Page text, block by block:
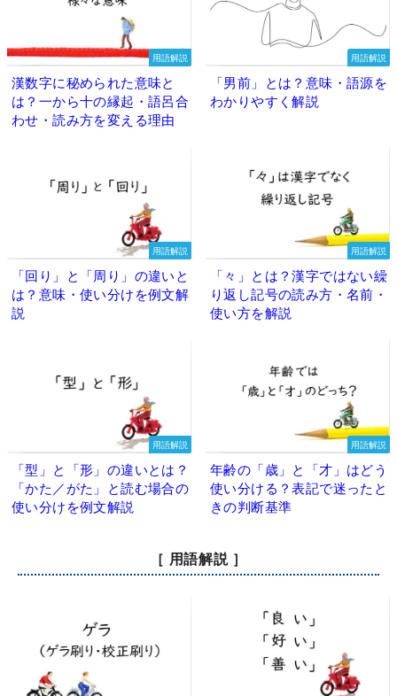
用語解説
漢数字に秘められた意味と
は？一から十の縁起・語呂合
わせ・読み方を変える理由
用語解説
「男前」とは？意味・語源を
わかりやすく解説
用語解説
「回り」と「周り」の違いと
は？意味・使い分けを例文解
説
用語解説
「々」とは？漢字ではない繰
り返し記号の読み方・名前・
使い方を解説
用語解説
「型」と「形」の違いとは？
「かた／がた」と読む場合の
使い分けを例文解説
用語解説
年齢の「歳」と「才」はどう
使い分ける？表記で迷ったと
きの判断基準
［ 用語解説 ］